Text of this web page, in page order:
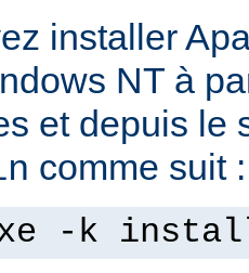
installer
NT à
et depuis le
comme suit :
-k